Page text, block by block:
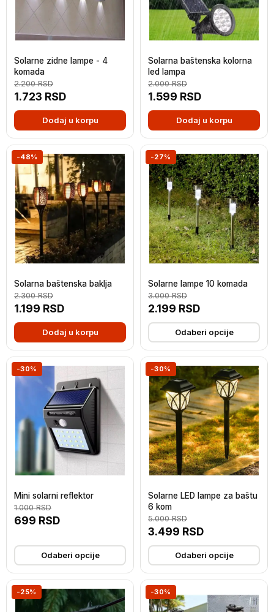
Solarne zidne lampe - 4
komada
1.723 RSD
2.200RSD
Dodaj u korpu
Solarna baštenska kolorna
led lampa
1.599 RSD
2.000RSD
Dodaj u korpu
-48%
Solarna baštenska baklja
1.199 RSD
2.300RSD
Dodaj u korpu
-27%
Solarne lampe 10 komada
2.199 RSD
3.000RSD
Odaberi opcije
-30%
Mini solarni reflektor
699 RSD
1.000RSD
Odaberi opcije
-30%
Solarne LED lampe za baštu
6 kom
3.499 RSD
5.000RSD
Odaberi opcije
-25% -30%